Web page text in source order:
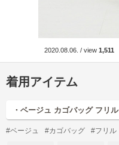
2020.08.06. / view 1,511
着用アイテム
・ベージュ カゴバッグ フリル
#ベージュ #カゴバッグ #フリル